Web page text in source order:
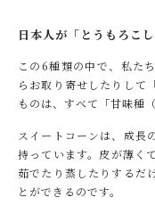
日本人が「とうもろこ
この6種類の中で、私た
らお取り寄せしたりして
ものは、すべて「甘味種
スイートコーンは、成長
持っています。皮が薄く
茹でたり蒸したりするだ
とができるのです。